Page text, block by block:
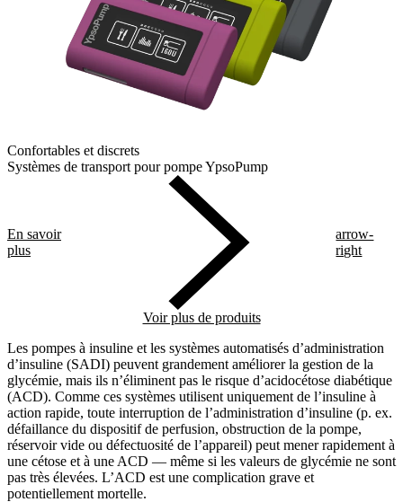
Confortables et discrets
Systèmes de transport pour pompe YpsoPump
En savoir
plus
arrow-
right
Voir plus de produits
Les pompes à insuline et les systèmes automatisés d’administration
d’insuline (SADI) peuvent grandement améliorer la gestion de la
glycémie, mais ils n’éliminent pas le risque d’acidocétose diabétique
(ACD). Comme ces systèmes utilisent uniquement de l’insuline à
action rapide, toute interruption de l’administration d’insuline (p. ex.
défaillance du dispositif de perfusion, obstruction de la pompe,
réservoir vide ou défectuosité de l’appareil) peut mener rapidement à
une cétose et à une ACD — même si les valeurs de glycémie ne sont
pas très élevées. L’ACD est une complication grave et
potentiellement mortelle.